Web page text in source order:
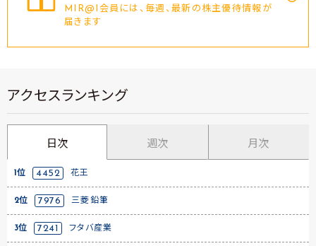
MIR@I会員には、毎週、最新の株主優待情報が
届きます
アクセスランキング
日次 週次 月次
1位 4452 花王
2位 7976 三菱鉛筆
3位 7241 フタバ産業